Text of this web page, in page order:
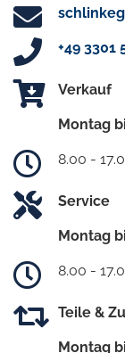
+49 3301
Verkauf
Montag
8.00 -
Service
Montag
8.00 -
Teile &
Montag